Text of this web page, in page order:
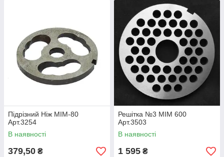
Підрізний Ніж МІМ-80
Арт.3254
В наявності
379,50 ₴
Решітка №3 МІМ 600
Арт.3503
В наявності
1 595 ₴